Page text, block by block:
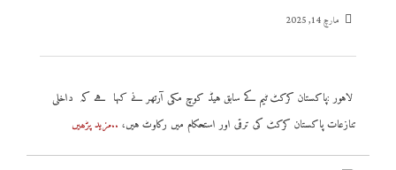
مارچ 14, 2025
لاہور :پاکستان کرکٹ ٹیم کے سابق ہیڈ کوچ مکی آرتھر نے کہا ہے کہ داخلی
تنازعات پاکستان کرکٹ کی ترقی اور استحکام میں رکاوٹ ہیں، ..مزید پڑھیں